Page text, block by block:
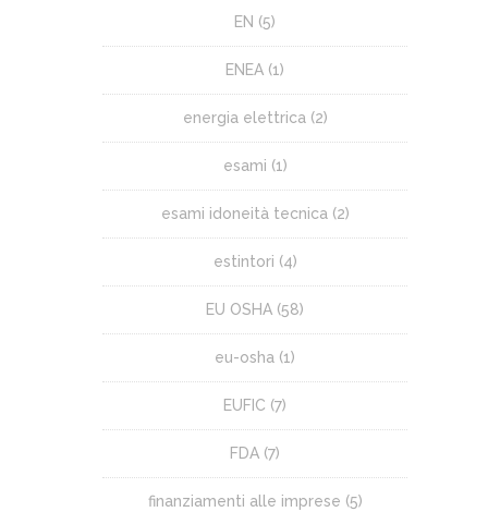
EN (5)
ENEA (1)
energia elettrica (2)
esami (1)
esami idoneità tecnica (2)
estintori (4)
EU OSHA (58)
eu-osha (1)
EUFIC (7)
FDA (7)
finanziamenti alle imprese (5)